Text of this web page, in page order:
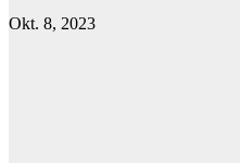
Okt. 8, 2023